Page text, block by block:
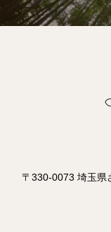
〒330-0073 埼玉県